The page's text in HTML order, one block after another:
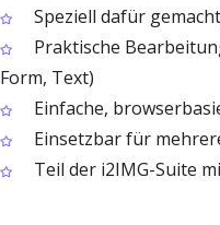
Speziell dafür
Praktische
Form, Text)
Einfache,
Einsetzbar für
Teil der i2IMG-Suite